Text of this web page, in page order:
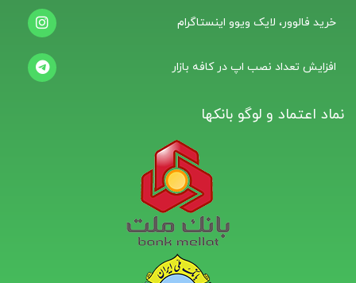
خرید فالوور، لایک ویوو اینستاگرام
افزایش تعداد نصب اپ در کافه بازار
نماد اعتماد و لوگو بانکها